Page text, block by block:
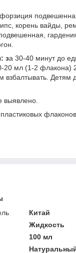
корень вайды,
за 30-40 минут до
20 мл (1-2 флакона)
взбалтывать. Детям
выявлено.
Китай
Жидкость
100 мл